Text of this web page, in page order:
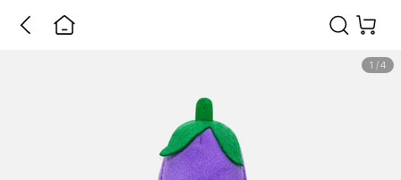
1 /4